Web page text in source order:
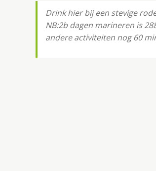
Drink hier bij een stevige
NB:2b dagen marineren is
andere activiteiten nog 60